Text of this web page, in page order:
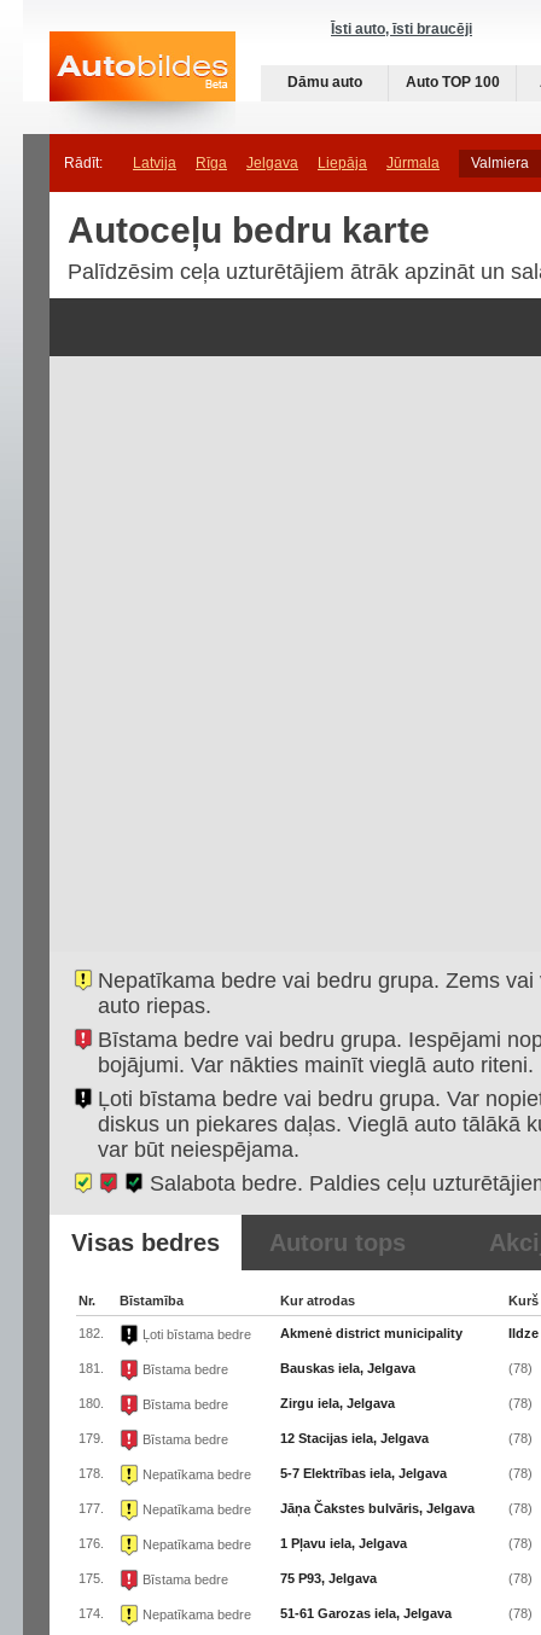
Īsti auto, īsti braucēji
Dāmu auto Auto TOP 100
Rādīt: Latvija Rīga Jelgava Liepāja Jūrmala Valmiera
Autoceļu bedru karte
Palīdzēsim ceļa uzturētājiem ātrāk apzināt un
Nepatīkama bedre vai bedru grupa. Zems
auto riepas.
Bīstama bedre vai bedru grupa. Iespējami
bojājumi. Var nākties mainīt vieglā auto riteni.
Ļoti bīstama bedre vai bedru grupa. Var
diskus un piekares daļas. Vieglā auto tālākā
var būt neiespējama.
Salabota bedre. Paldies ceļu
Visas bedres Autoru tops
Nr. Bīstamība Kur atrodas Kurš
182. Ļoti bīstama bedre Akmenė district municipality
181. Bīstama bedre Bauskas iela, Jelgava (78)
180. Bīstama bedre Zirgu iela, Jelgava (78)
179. Bīstama bedre 12 Stacijas iela, Jelgava (78)
178. Nepatīkama bedre 5-7 Elektrības iela, Jelgava (78)
177. Nepatīkama bedre Jāņa Čakstes bulvāris, Jelgava (78)
176. Nepatīkama bedre 1 Pļavu iela, Jelgava (78)
175. Bīstama bedre 75 P93, Jelgava (78)
174. Nepatīkama bedre 51-61 Garozas iela, Jelgava (78)